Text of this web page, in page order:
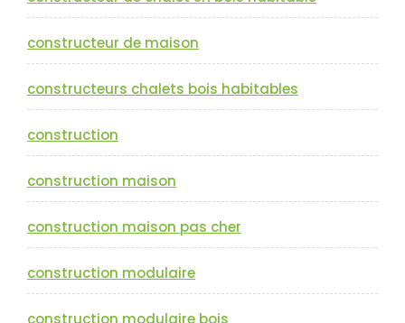
constructeur de maison
constructeurs chalets bois habitables
construction
construction maison
construction maison pas cher
construction modulaire
construction modulaire bois